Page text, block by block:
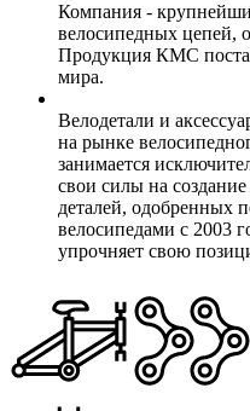
Компания -
велосипедных цепей,
Продукция КМС
мира.
Велодетали и
на рынке
занимается
свои силы на
деталей, одобренных
велосипедами с 2003
упрочняет свою